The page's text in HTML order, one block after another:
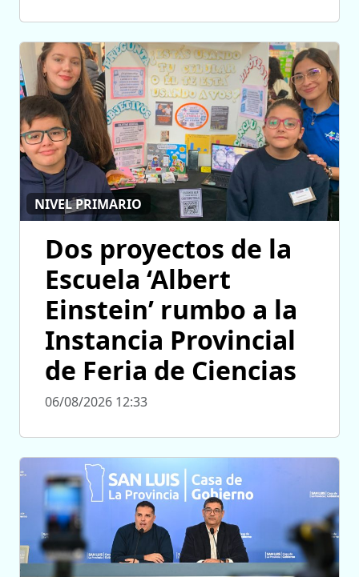
NIVEL PRIMARIO
Dos proyectos de la
Escuela ‘Albert
Einstein’ rumbo a la
Instancia Provincial
de Feria de Ciencias
06/08/2026 12:33